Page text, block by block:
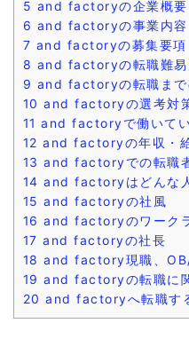
5 and factoryの企業概要
6 and factoryの事業内容
7 and factoryの募集要項
8 and factoryの転職難易
9 and factoryの転職まで
10 and factoryの選考対
11 and factoryで働いてい
12 and factoryの年収・
13 and factoryでの転職
14 and factoryはどんな
15 and factoryの社風
16 and factoryのワーク
17 and factoryの社長
18 and factory現職、OB/
19 and factoryの転職に
20 and factoryへ転職す